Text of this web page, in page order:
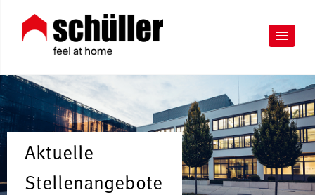
Aktuelle
Stellenangebote